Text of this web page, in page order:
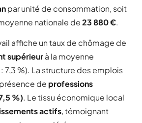
par unité de consommation, soit
nationale de23 880 €.
affiche un taux de chômage de
supérieurà la moyenne
7,3 %). La structure des emplois
de professions
%). Le tissu économique local
actifs, témoignant